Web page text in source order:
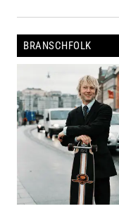
BRANSCHFOLK